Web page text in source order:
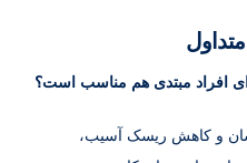
افراد مبتدی هم مناسب است؟
و کاهش ریسک آسیب،